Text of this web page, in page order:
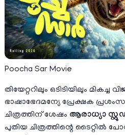
Poocha Sar Movie
തിയേറ്ററിലും ഒടിടിയിലും മികച്ച
ഭാഷാഭേദമന്യേ പ്രേക്ഷക
ചിത്രത്തിന് ശേഷം ആരാധ്യാ
പുതിയ ചിത്രത്തിന്റെ ടൈറ്റിൽ